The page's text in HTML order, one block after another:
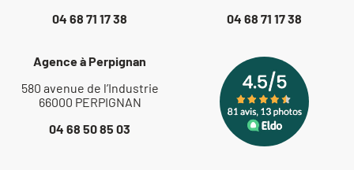
04 68 71 17 38
04 68 71 17 38
Agence à Perpignan
580 avenue de l’Industrie
66000 PERPIGNAN
04 68 50 85 03